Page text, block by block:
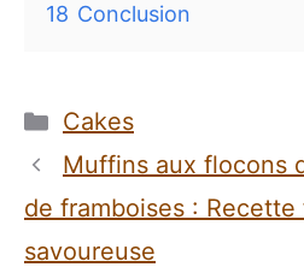
18 Conclusion
Catégories
Cakes
Muffins aux flocons
de framboises :
savoureuse